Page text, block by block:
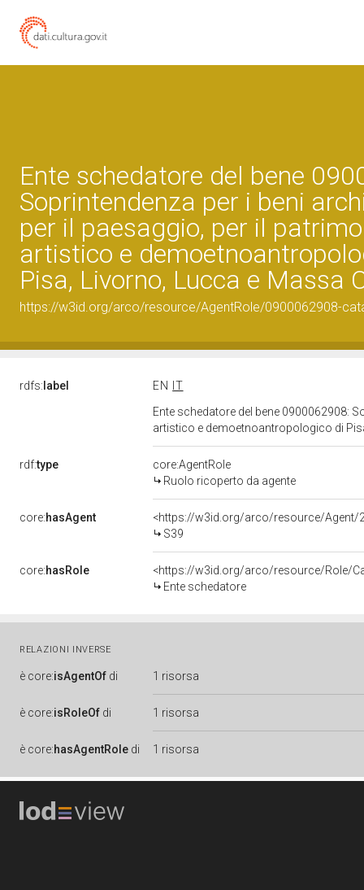
Ente schedatore del bene
Soprintendenza per i beni
per il paesaggio, per il
artistico e
Pisa, Livorno, Lucca e Massa
https://w3id.org/arco/resource/AgentRole/0900062908-
rdfs: label EN
IT
Ente schedatore del bene 0900062908:
artistico e demoetnoantropologico di
rdf:type
core:AgentRole
Ruolo ricoperto da agente
core:hasAgent
<https://w3id.org/arco/resource/Agent/
S39
core:hasRole
<https://w3id.org/arco/resource/Role/
Ente schedatore
RELAZIONI INVERSE
è core:isAgentOf di 1 risorsa
è core:isRoleOf di 1 risorsa
è core:hasAgentRole di 1 risorsa